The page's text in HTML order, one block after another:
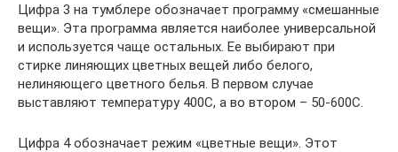
Цифра 3 на тумблере обозначает программу «смешанные
вещи». Эта программа является наиболее универсальной
и используется чаще остальных. Ее выбирают при
стирке линяющих цветных вещей либо белого,
нелиняющего цветного белья. В первом случае
выставляют температуру 400С, а во втором – 50-600С.
Цифра 4 обозначает режим «цветные вещи». Этот